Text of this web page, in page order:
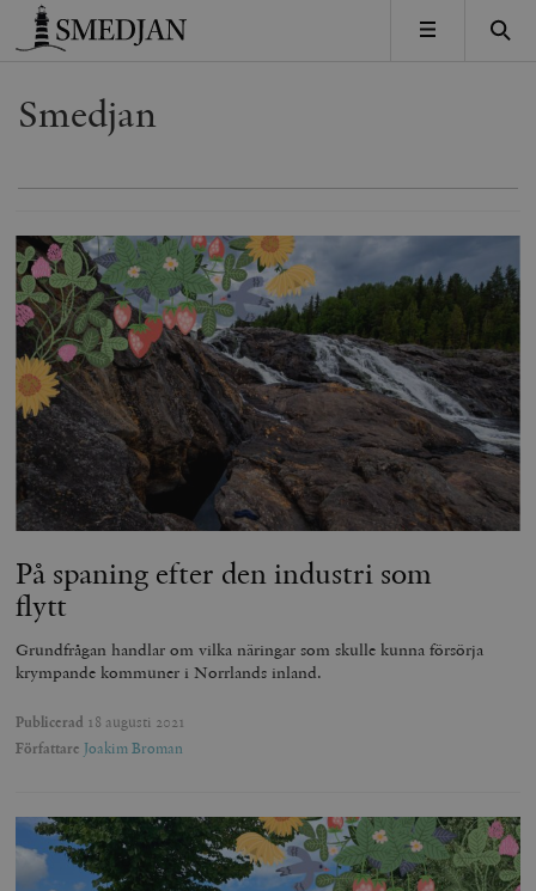
Timbro
MENY
Smedjan
På spaning efter den industri som
flytt
Grundfrågan handlar om vilka näringar som skulle kunna försörja
krympande kommuner i Norrlands inland.
Publicerad 18 augusti 2021
Författare Joakim Broman